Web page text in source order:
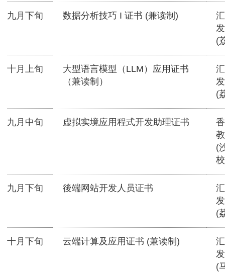
九月下旬 数据分析技巧 I 证书 (兼读制)
(
十月上旬
大型语言模型（LLM）应用证书
（兼读制）
(
九月中旬 虚拟实境应用程式开发助理证书
(
九月下旬 後端网站开发人员证书
(
十月下旬 云端计算及应用证书 (兼读制)
(